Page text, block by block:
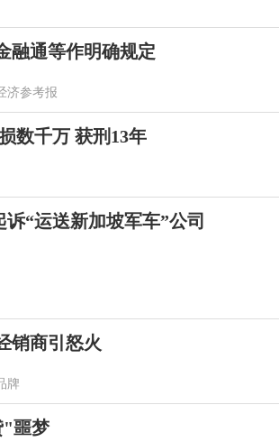
融通等作明确规定
济参考报
数千万 获刑13年
“运送新加坡军车”公司
销商引怒火
牌
"噩梦